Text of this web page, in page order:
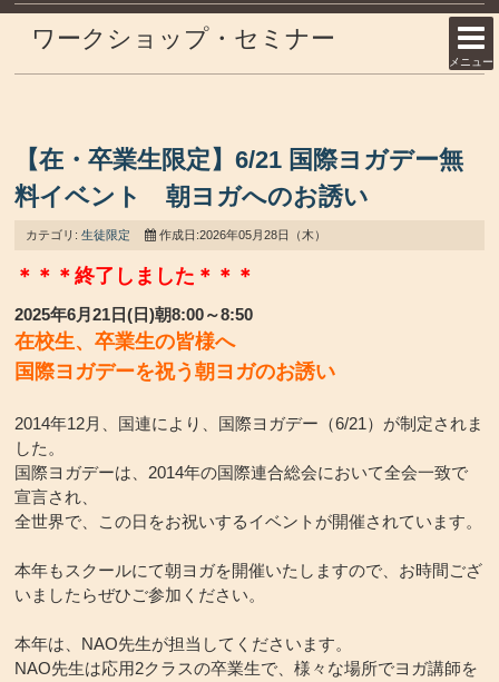
メニュー
ワークショップ・セミナー
【在・卒業生限定】6/21 国際ヨガデー無
料イベント 朝ヨガへのお誘い
カテゴリ:生徒限定 作成日:2026年05月28日（木）
＊＊＊終了しました＊＊＊
2025年6月21日(日)朝8:00～8:50
在校生、卒業生の皆様へ
国際ヨガデーを祝う朝ヨガのお誘い
2014年12月、国連により、国際ヨガデー（6/21）が制定されま
した。
国際ヨガデーは、2014年の国際連合総会において全会一致で
宣言され、
全世界で、この日をお祝いするイベントが開催されています。
本年もスクールにて朝ヨガを開催いたしますので、お時間ござ
いましたらぜひご参加ください。
本年は、NAO先生が担当してくださいます。
NAO先生は応用2クラスの卒業生で、様々な場所でヨガ講師を